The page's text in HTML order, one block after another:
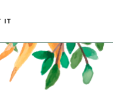
IT